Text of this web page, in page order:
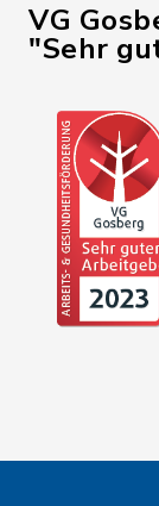
VG
"Sehr